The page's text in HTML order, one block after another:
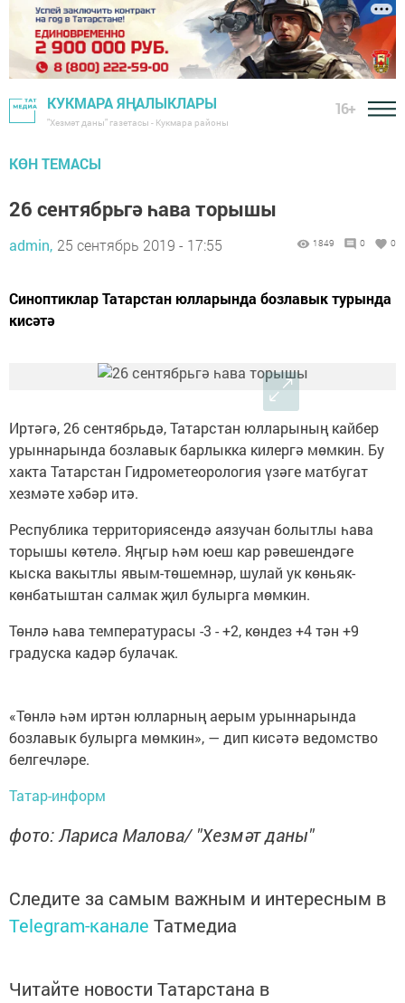
КУКМАРА ЯҢАЛЫКЛАРЫ
"Хезмәт даны" газетасы - Кукмара районы
16+
КӨН ТЕМАСЫ
26 сентябрьгә һава торышы
admin, 25 сентябрь 2019 - 17:55 1849 0 0
Синоптиклар Татарстан юлларында бозлавык турында
кисәтә
Иртәгә, 26 сентябрьдә, Татарстан юлларының кайбер
урыннарында бозлавык барлыкка килергә мөмкин. Бу
хакта Татарстан Гидрометеорология үзәге матбугат
хезмәте хәбәр итә.
Республика территориясендә аязучан болытлы һава
торышы көтелә. Яңгыр һәм юеш кар рәвешендәге
кыска вакытлы явым-төшемнәр, шулай ук көньяк-
көнбатыштан салмак җил булырга мөмкин.
Төнлә һава температурасы -3 - +2, көндез +4 тән +9
градуска кадәр булачак.
«Төнлә һәм иртән юлларның аерым урыннарында
бозлавык булырга мөмкин», — дип кисәтә ведомство
белгечләре.
Татар-информ
фото: Лариса Малова/ "Хезмәт даны"
Следите за самым важным и интересным в
Telegram-канале Татмедиа
Читайте новости Татарстана в